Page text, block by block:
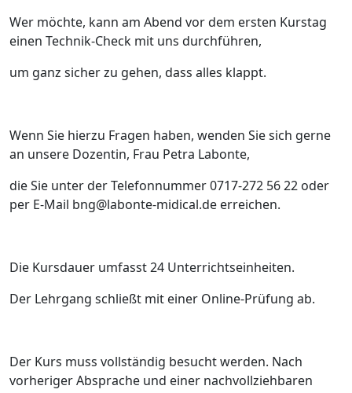
Wer möchte, kann am Abend vor dem ersten Kurstag
einen Technik-Check mit uns durchführen,
um ganz sicher zu gehen, dass alles klappt.
Wenn Sie hierzu Fragen haben, wenden Sie sich gerne
an unsere Dozentin, Frau Petra Labonte,
die Sie unter der Telefonnummer 0717-272 56 22 oder
per E-Mail bng@labonte-midical.de erreichen.
Die Kursdauer umfasst 24 Unterrichtseinheiten.
Der Lehrgang schließt mit einer Online-Prüfung ab.
Der Kurs muss vollständig besucht werden. Nach
vorheriger Absprache und einer nachvollziehbaren